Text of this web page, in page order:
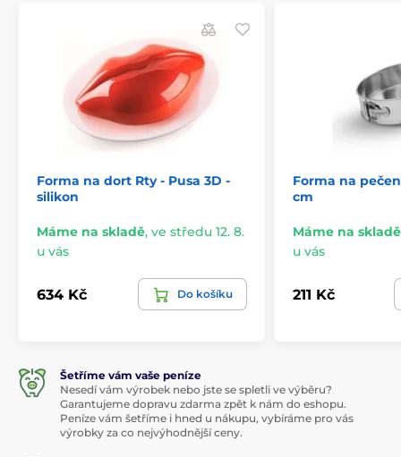
Forma na dort Rty - Pusa 3D -
silikon
Máme na skladě, ve středu 12. 8.
u vás
634 Kč Do košíku
Forma na
cm
Máme na skladě
u vás
211 Kč
Šetříme vám vaše peníze
Nesedí vám výrobek nebo jste se spletli ve výběru?
Garantujeme dopravu zdarma zpět k nám do eshopu.
Peníze vám šetříme i hned u nákupu, vybíráme pro vás
výrobky za co nejvýhodnější ceny.